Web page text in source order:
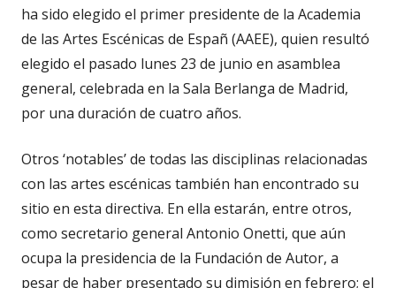
ha sido elegido el primer presidente de la Academia
de las Artes Escénicas de Españ (AAEE), quien resultó
elegido el pasado lunes 23 de junio en asamblea
general, celebrada en la Sala Berlanga de Madrid,
por una duración de cuatro años.
Otros ‘notables’ de todas las disciplinas relacionadas
con las artes escénicas también han encontrado su
sitio en esta directiva. En ella estarán, entre otros,
como secretario general Antonio Onetti, que aún
ocupa la presidencia de la Fundación de Autor, a
pesar de haber presentado su dimisión en febrero; el